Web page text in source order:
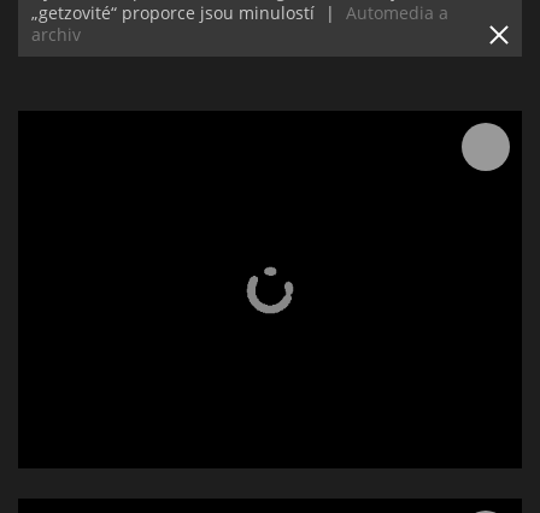
„getzovité“ proporce jsou minulostí
|
Automedia a
archiv